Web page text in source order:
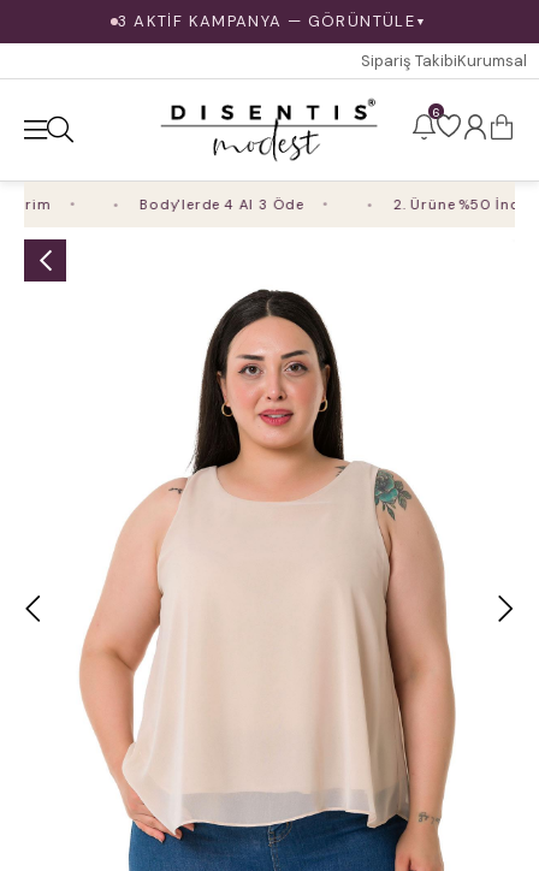
3 AKTİF KAMPANYA — GÖRÜNTÜLE ▼
Sipariş TakibiKurumsal
6
Body'lerde 4 Al 3 Öde 2. Ürüne %50 İndirim